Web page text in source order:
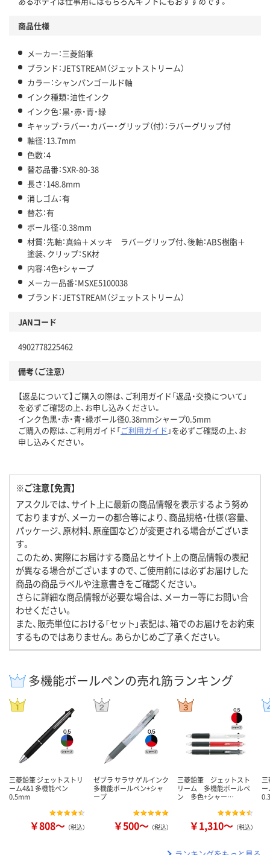
商品仕様
メーカー：三菱鉛筆
ブランド：JETSTREAM（ジェットストリーム）
カラー：シャンパンゴールド軸
インク種類：油性インク
インク色：黒・赤・青・緑
キャップ・ラバー・カバー・グリップ（付）：ラバーグリップ付
軸径：13.7mm
色数：4
替芯品番：SXR-80-38
長さ：148.8mm
消しゴム：有
替芯：有
ボール径：0.38mm
材質：先軸：真鍮＋メッキ ラバーグリップ付、後軸：ABS樹脂＋
塗装、クリップ：SK材
内容：4色+シャープ
メーカー品番：MSXE5100038
ブランド：JETSTREAM（ジェットストリーム）
JANコード
4902778225462
備考（ご注意）
【返品について】ご購入の際は、ご利用ガイド「返品・交換について」
を必ずご確認の上、お申し込みください。
インク色黒・赤・青・緑ボール径0.38mmシャープ0.5mm
ご購入の際は、ご利用ガイド「ご利用ガイド 」を必ずご確認の上、お
申し込みください。
※ご注意【免責】
アスクルでは、サイト上に最新の商品情報を表示するよう努め
ておりますが、メーカーの都合等により、商品規格・仕様（容量、
パッケージ、原材料、原産国など）が変更される場合がございま
す。
このため、実際にお届けする商品とサイト上の商品情報の表記
が異なる場合がございますので、ご使用前には必ずお届けした
商品の商品ラベルや注意書きをご確認ください。
さらに詳細な商品情報が必要な場合は、メーカー等にお問い合
わせください。
また、販売単位における「セット」表記は、箱でのお届けをお約束
するものではありません。あらかじめご了承ください。
多機能ボールペンの売れ筋ランキング
三菱鉛筆 ジェットストリ
ーム4&1 多機能ペン
0.5mm
￥808～ （税込）
ゼブラ サラサ ゲルインク
多機能ボールペン+シャ
ープ
￥500～ （税込）
三菱鉛筆 ジェットスト
リーム 多機能ボールペ
ン 多色+シャー…
￥1,310～ （税込）